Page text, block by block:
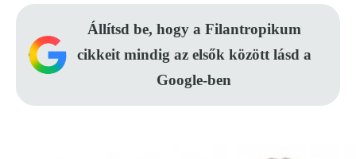
Állítsd be, hogy a Filantropikum
cikkeit mindig az elsők között lásd a
Google-ben